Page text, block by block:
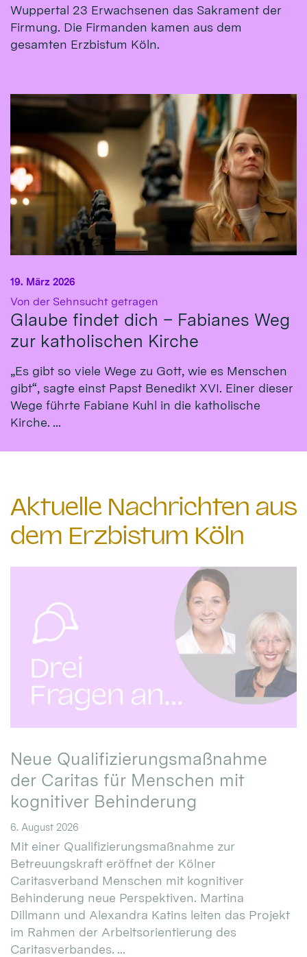
Wuppertal 23 Erwachsenen das Sakrament der
Firmung. Die Firmanden kamen aus dem
gesamten Erzbistum Köln.
Von der Sehnsucht getragen
Glaube findet dich – Fabianes Weg
zur katholischen Kirche
19. März 2026
„Es gibt so viele Wege zu Gott, wie es Menschen
gibt“, sagte einst Papst Benedikt XVI. Einer dieser
Wege führte Fabiane Kuhl in die katholische
Kirche. ...
Aktuelle Nachrichten aus
dem Erzbistum Köln
Neue Qualifizierungsmaßnahme
der Caritas für Menschen mit
kognitiver Behinderung
6. August 2026
Mit einer Qualifizierungsmaßnahme zur
Betreuungskraft eröffnet der Kölner
Caritasverband Menschen mit kognitiver
Behinderung neue Perspektiven. Martina
Dillmann und Alexandra Katins leiten das Projekt
im Rahmen der Arbeitsorientierung des
Caritasverbandes. ...